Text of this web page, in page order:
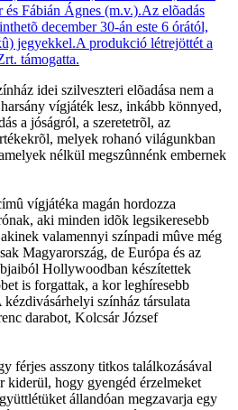
idei szilveszteri elõadása nem a
vígjáték lesz, inkább könnyed,
a jóságról, a szeretetrõl, az
melyek rohanó világunkban
nélkül megszûnnénk embernek
vígjátéka magán hordozza
aki minden idõk legsikeresebb
valamennyi színpadi mûve még
Magyarország, de Európa és az
Hollywoodban készítettek
is forgattak, a kor leghíresebb
kézdivásárhelyi színház társulata
darabot, Kolcsár József
férjes asszony titkos találkozásával
kiderül, hogy gyengéd érzelmeket
állandóan megzavarja egy